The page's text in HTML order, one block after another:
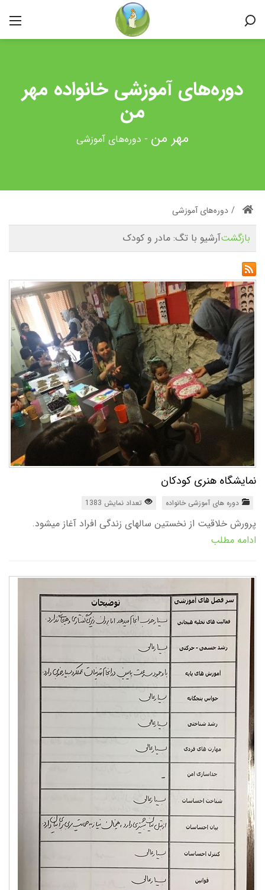
دوره‌های آموزشی خانواده مهر
من
- دوره‌های آموزشی
/ دوره‌های آموزشی
آرشیو با تگ: مادر و کودک بازگشت
نمایشگاه هنری کودکان
دوره های آموزشی خانواده تعداد نمایش 1383
پرورش خلاقیت از نخستین سالهای زندگی افراد آغاز میشود.
ادامه مطلب